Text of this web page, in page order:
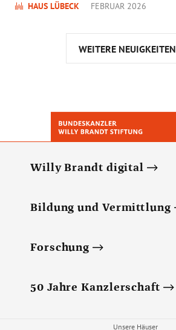
HAUS LÜBECK FEBRUAR 2026
WEITERE NEUIGKEITEN
Willy Brandt digital
Bildung und Vermittlung
Forschung
50 Jahre Kanzlerschaft
Unsere Häuser